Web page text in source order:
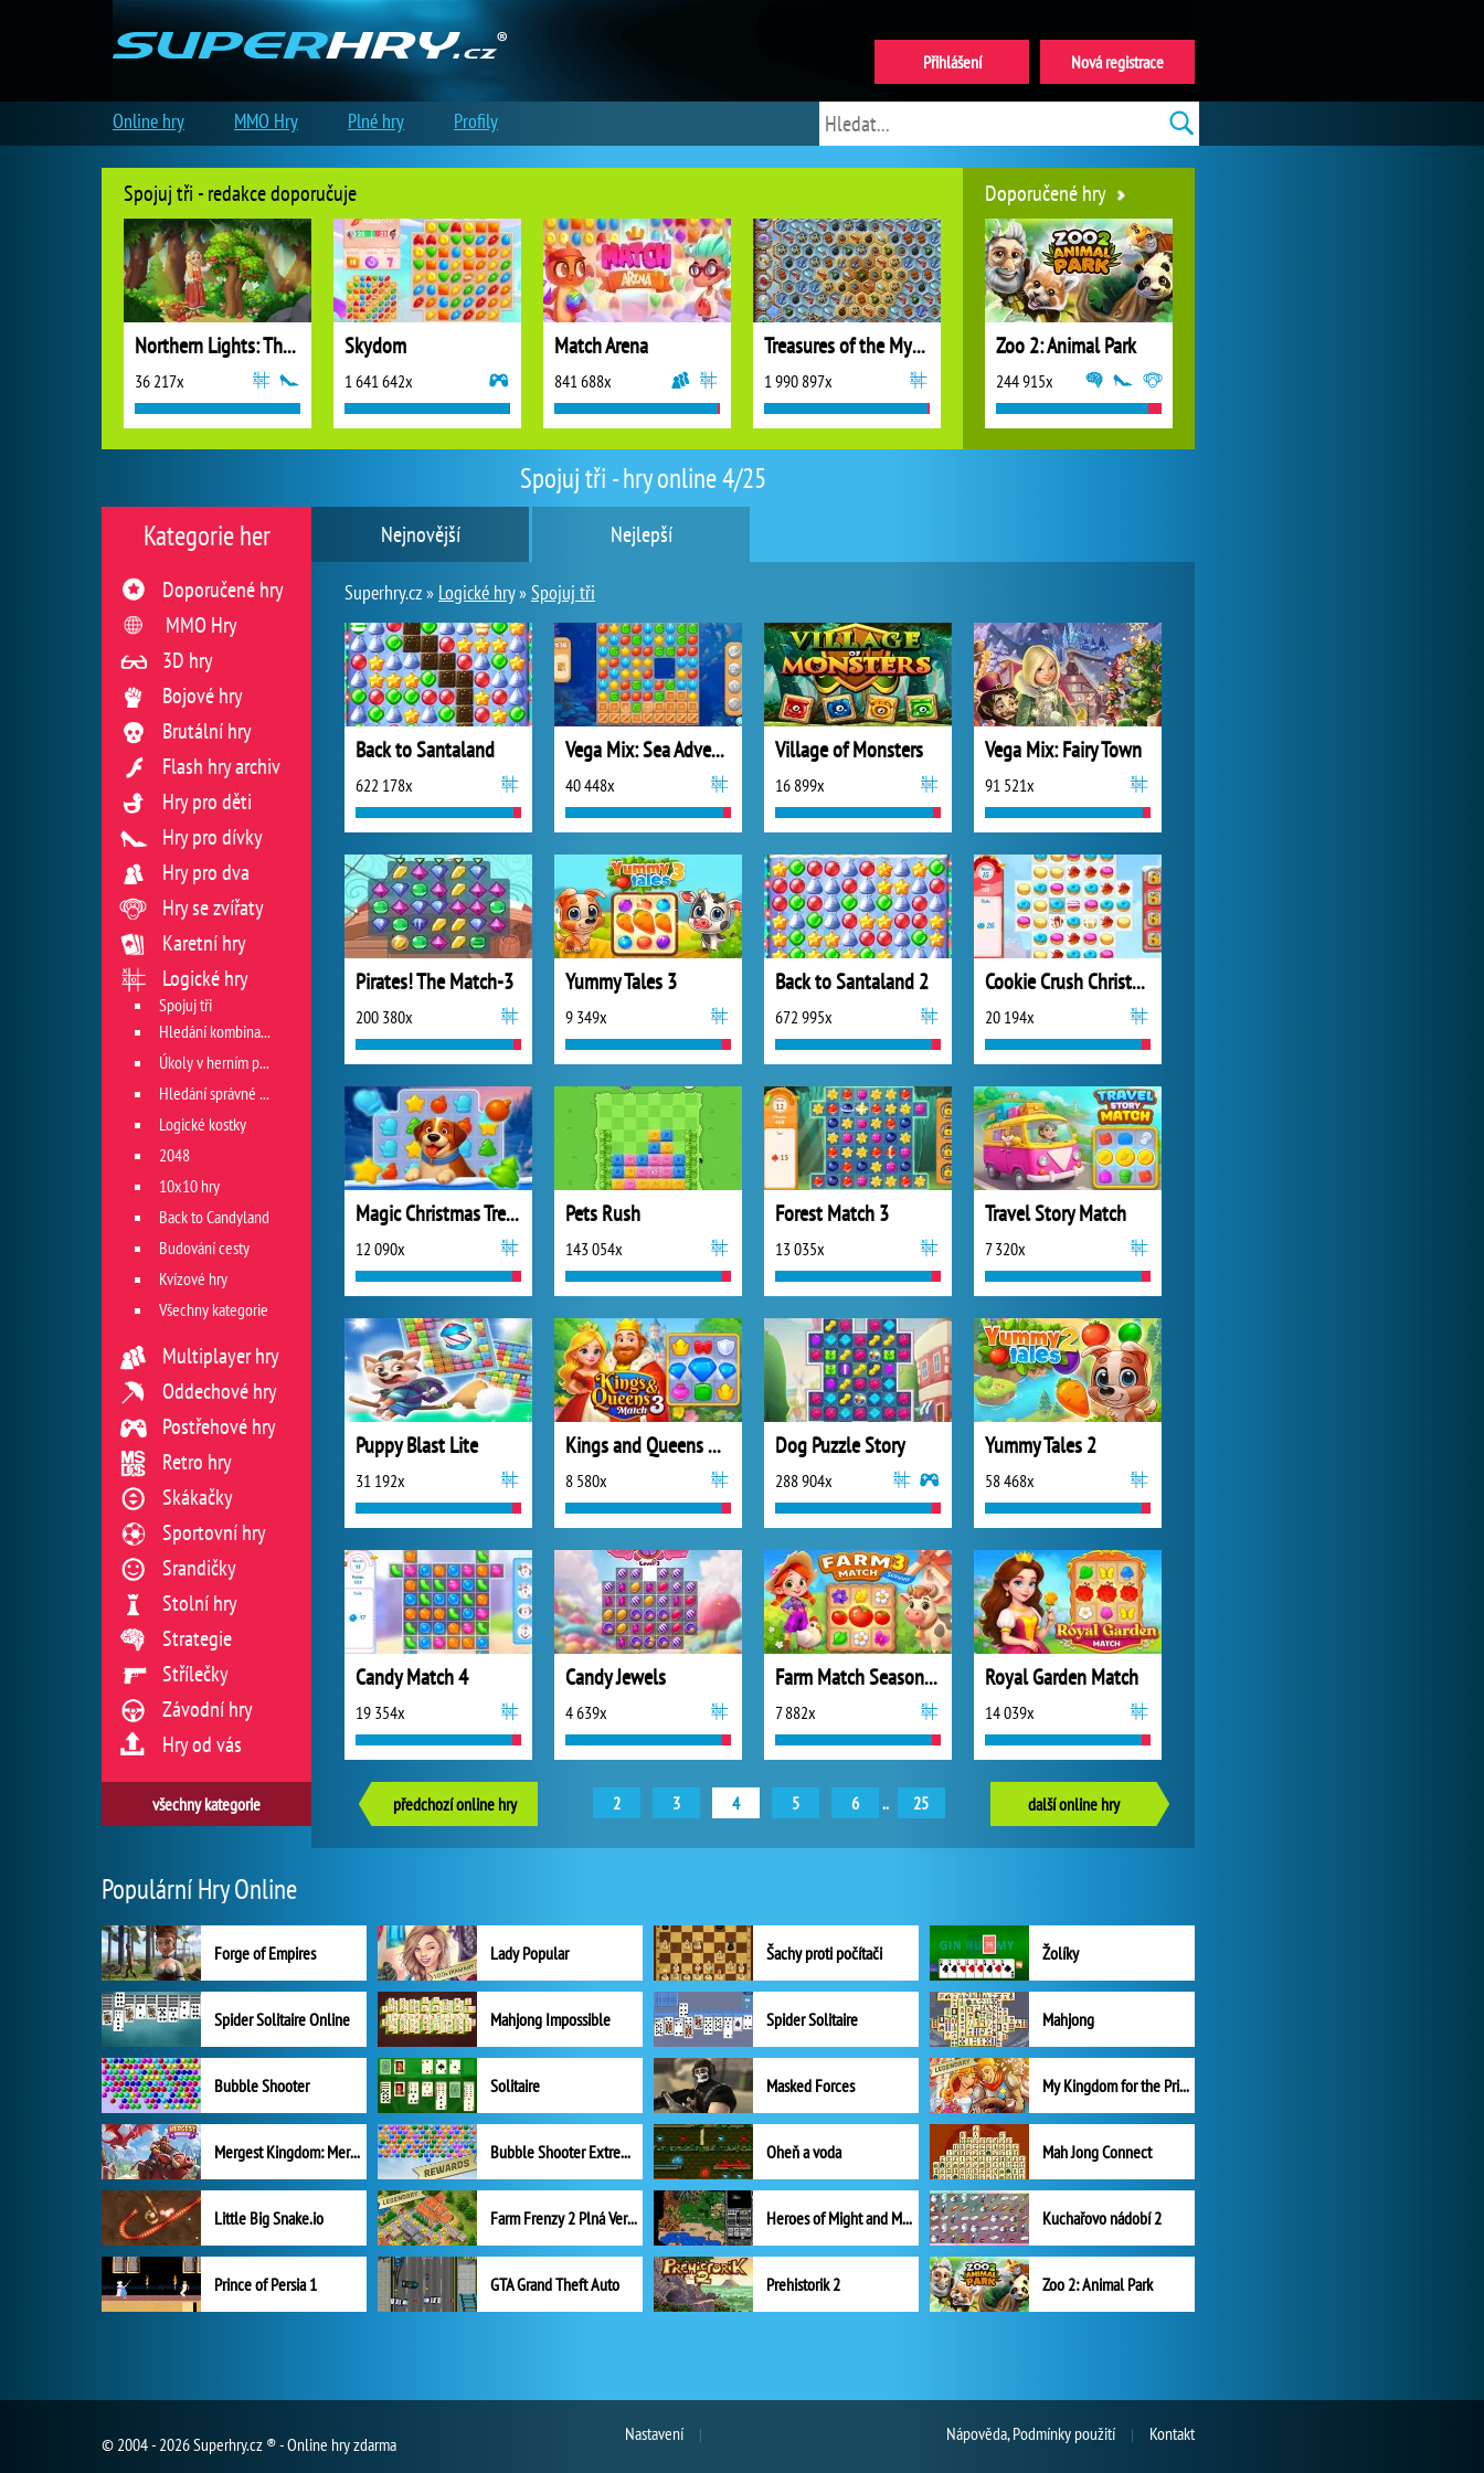
Spojuj tři - hry online 4/25
Nejnovější Nejlepší
Superhry.cz » Logické hry»Spojuj tři
Back to Santaland
622 178x
Vega Mix: Sea Adventures
40 448x
Village of Monsters
16 899x
Vega Mix: Fairy Town
91 521x
Pirates! The Match-3
200 380x
Yummy Tales 3
9 349x
Back to Santaland 2
672 995x
Cookie Crush Christmas 2
20 194x
Magic Christmas Tree Match-3
12 090x
Pets Rush
143 054x
Forest Match 3
13 035x
Travel Story Match
7 320x
Puppy Blast Lite
31 192x
Kings and Queens Match 3
8 580x
Dog Puzzle Story
288 904x
Yummy Tales 2
58 468x
Candy Match 4
19 354x
Candy Jewels
4 639x
Farm Match Seasons 3
7 882x
Royal Garden Match
14 039x
předchozí online hry 2 3 4 5 6 .. 25 další online hry
Kategorie her
Doporučené hry
MMO Hry
3D hry
Bojové hry
Brutální hry
Flash hry archiv
Hry pro děti
Hry pro dívky
Hry pro dva
Hry se zvířaty
Karetní hry
Logické hry
Spojuj tři
Hledání kombinace
Úkoly v herním poli
Hledání správné cesty
Logické kostky
2048
10x10 hry
Back to Candyland
Budování cesty
Kvízové hry
Všechny kategorie
Multiplayer hry
Oddechové hry
Postřehové hry
Retro hry
Skákačky
Sportovní hry
Srandičky
Stolní hry
Strategie
Střílečky
Závodní hry
Hry od vás
všechny kategorie
Spojuj tři - redakce doporučuje
Northern Lights: The Secret of the Forest
36 217x
Skydom
1 641 642x
Match Arena
841 688x
Treasures of the Mystic Sea
1 990 897x
Doporučené hry
Zoo 2: Animal Park
244 915x
World of Tanks
My Free Zoo
Populární Hry Online
Forge of Empires Lady Popular Šachy proti počítači Žolíky
Spider Solitaire Online Mahjong Impossible Spider Solitaire Mahjong
Bubble Shooter Solitaire Masked Forces My Kingdom for the Princess Plná verze
Mergest Kingdom: Merge Puzzle Bubble Shooter Extreme Oheň a voda Mah Jong Connect
Little Big Snake.io Farm Frenzy 2 Plná Verze Heroes of Might and Magic II Kuchařovo nádobí 2
Prince of Persia 1 GTA Grand Theft Auto Prehistorik 2 Zoo 2: Animal Park
Nastavení
© 2004 - 2026 Superhry.cz ® - Online hry zdarma Nápověda, Podmínky použití Kontakt
Nová registrace
Přihlášení
Online hry MMO Hry Plné hry Profily